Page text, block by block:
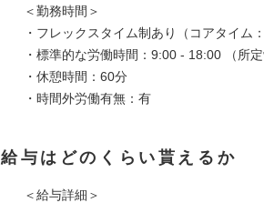
＜勤務時間＞
・フレックスタイム制あり（コアタイム
・標準的な労働時間：9:00 - 18:00 （所定
・休憩時間：60分
・時間外労働有無：有
給与はどのくらい貰えるか
＜給与詳細＞